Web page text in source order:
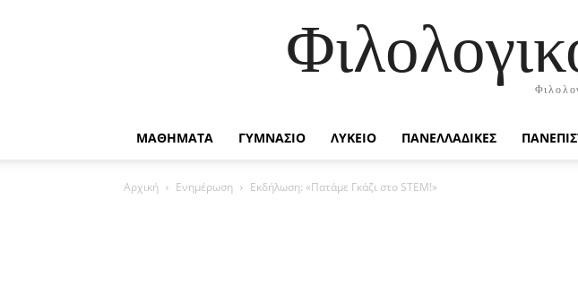
ΜΑΘΗΜΑΤΑ ΓΥΜΝΑΣΙΟ ΛΥΚΕΙΟ ΠΑΝΕΛΛΑΔΙΚΕΣ
Αρχική Ενημέρωση Εκδήλωση: «Πατάμε Γκάζι στο STEM!»